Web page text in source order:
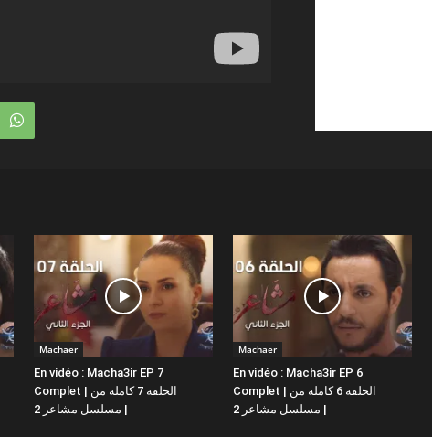
Machaer
En vidéo : Macha3ir EP 7
Complet | الحلقة 7 كاملة من
مسلسل مشاعر 2 |
Machaer
En vidéo : Macha3ir EP 6
Complet | الحلقة 6 كاملة من
مسلسل مشاعر 2 |